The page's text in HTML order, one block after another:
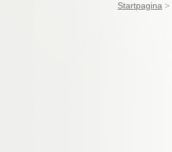
Startpagina >